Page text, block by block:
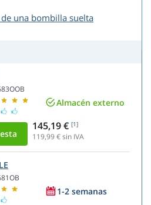
una bombilla suelta
Almacén externo
145,19 € [1]
119,99€ sin IVA
1-2 semanas